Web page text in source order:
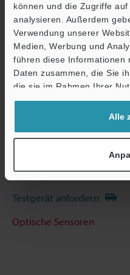
können und die Zugriffe
analysieren. Außerdem
Verwendung unserer
Medien, Werbung und
führen diese Informationen
Daten zusammen, die Sie
die sie im Rahmen Ihrer
haben.
Alle
Technische Leitfäden
Datenblatt (PDF)
CAD / CAE
Handbücher
Terminwunsch
Testgerät anfordern
Optische Sensoren